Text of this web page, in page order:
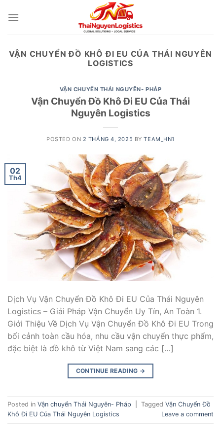
VẬN CHUYỂN ĐỒ KHÔ ĐI EU CỦA THÁI NGUYÊN
LOGISTICS
VẬN CHUYỂN THÁI NGUYÊN- PHÁP
Vận Chuyển Đồ Khô Đi EU Của Thái
Nguyên Logistics
POSTED ON 2 THÁNG 4, 2025 BYTEAM_HN1
02
Th4
Dịch Vụ Vận Chuyển Đồ Khô Đi EU Của Thái Nguyên
Logistics – Giải Pháp Vận Chuyển Uy Tín, An Toàn 1.
Giới Thiệu Về Dịch Vụ Vận Chuyển Đồ Khô Đi EU Trong
bối cảnh toàn cầu hóa, nhu cầu vận chuyển thực phẩm,
đặc biệt là đồ khô từ Việt Nam sang các […]
CONTINUE READING →
Posted in Vận chuyển Thái Nguyên- Pháp Tagged Vận Chuyển Đồ
Khô Đi EU Của Thái Nguyên Logistics
Leave a comment